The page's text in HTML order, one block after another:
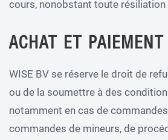
cours, nonobstant toute résiliation
ACHAT ET PAIEMENT
WISE BV se réserve le droit de
ou de la soumettre à des
notamment en cas de
commandes de mineurs, de